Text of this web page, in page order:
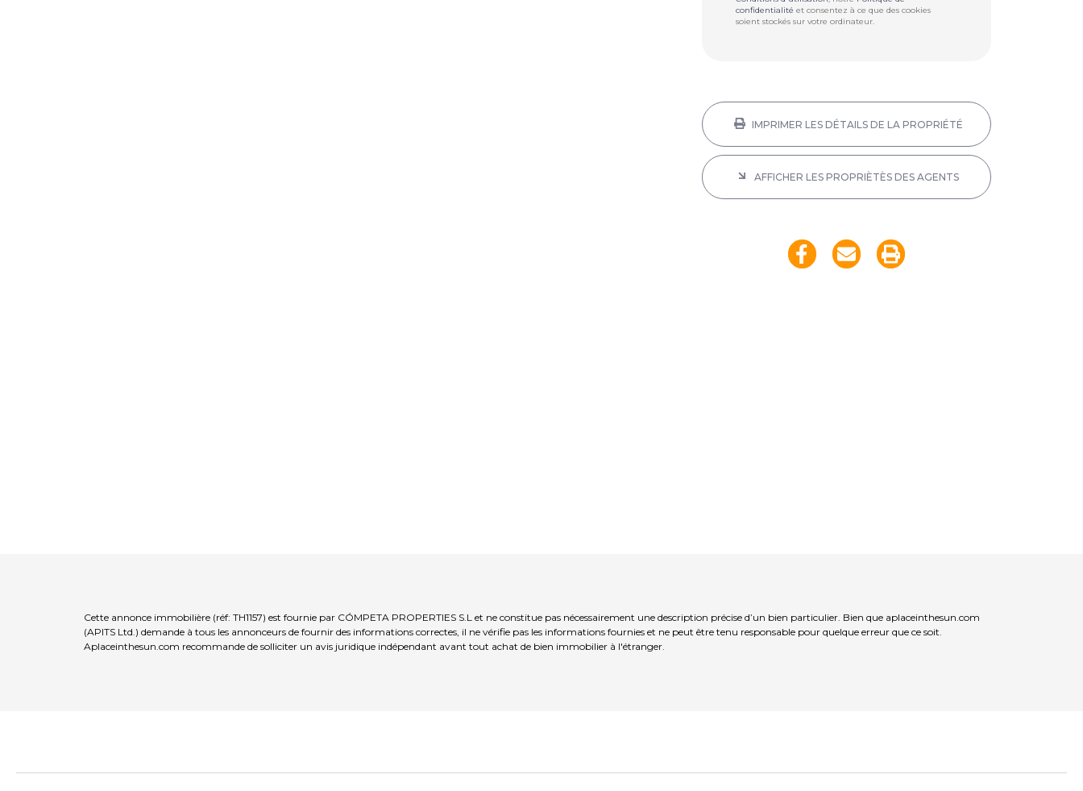
confidentialité et consentez à ce que des cookies
soient stockés sur votre ordinateur.
IMPRIMER LES DÉTAILS DE LA PROPRIÉTÉ
AFFICHER LES PROPRIÈTÈS DES AGENTS
Cette annonce immobilière (réf: TH1157) est fournie par CÓMPETA PROPERTIES S.L et ne constitue pas nécessairement une description précise d’un bien particulier. Bien que aplaceinthesun.com
(APITS Ltd.) demande à tous les annonceurs de fournir des informations correctes, il ne vérifie pas les informations fournies et ne peut être tenu responsable pour quelque erreur que ce soit.
Aplaceinthesun.com recommande de solliciter un avis juridique indépendant avant tout achat de bien immobilier à l'étranger.